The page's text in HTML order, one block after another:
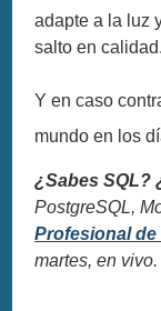
adapte a la luz
salto en calidad.
Y en caso
mundo en los
¿Sabes SQL?
PostgreSQL,
Profesional
martes, en vivo.